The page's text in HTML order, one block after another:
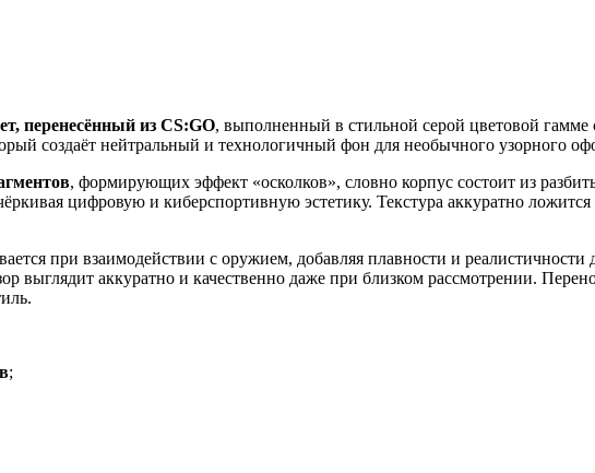
перенесённый из CS:GO, выполненный в стильной серой цветовой гамме
создаёт нейтральный и технологичный фон для необычного узорного
, формирующих эффект «осколков», словно корпус состоит из
цифровую и киберспортивную эстетику. Текстура аккуратно
при взаимодействии с оружием, добавляя плавности и
выглядит аккуратно и качественно даже при близком рассмотрении.
;